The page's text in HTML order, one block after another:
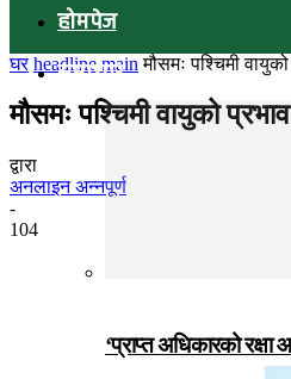
होमपेज
समाचार
‘प्राप्त अधिकारको
घर headline main मौसमः पश्चिमी
मौसमः पश्चिमी वायुको
द्वारा
अनलाइन अन्नपूर्ण
-
104